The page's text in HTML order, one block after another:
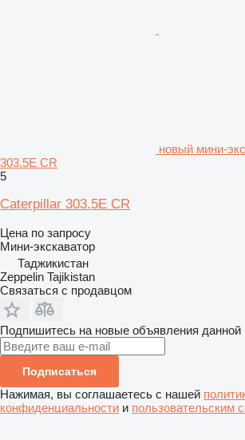
новый мини-
303.5E CR
5
Caterpillar 303.5E CR
Цена по запросу
Мини-экскаватор
Таджикистан
Zeppelin Tajikistan
Связаться с продавцом
Подпишитесь на новые объявления данной
Подписаться
Нажимая, вы соглашаетесь с нашей
конфиденциальности и пользовательским